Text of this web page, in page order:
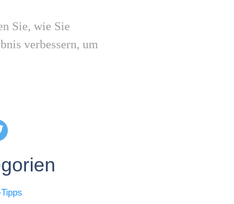
Sie, wie Sie
verbessern, um